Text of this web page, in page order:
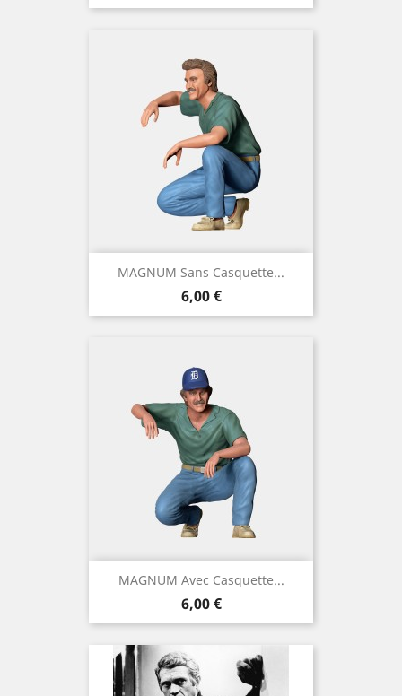
MAGNUM Sans Casquette...
Prix
6,00 €
MAGNUM Avec Casquette...
Prix
6,00 €